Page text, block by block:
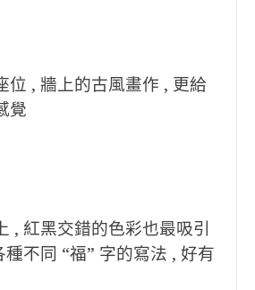
位 , 牆上的古風畫作 , 更給
覺
, 紅黑交錯的色彩也最吸引
不同 “福” 字的寫法 , 好有